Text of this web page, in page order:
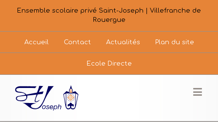
Ensemble scolaire privé Saint-Joseph | Villefranche de
Rouergue
Accueil Contact Actualités Plan du site
Ecole Directe